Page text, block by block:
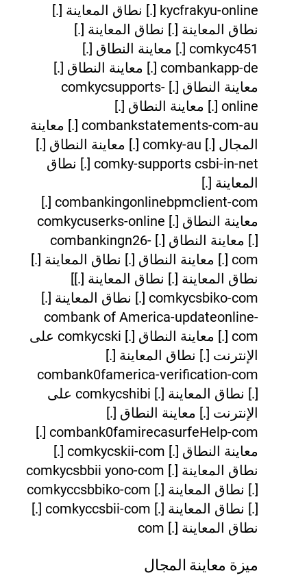
kycfrakyu-online [.] نطاق المعاينة [.]
نطاق المعاينة [.] نطاق المعاينة [.]
comkyc451 [.] معاينة النطاق [.]
combankapp-de [.] معاينة النطاق [.]
معاينة النطاق [.] comkycsupports-
online [.] معاينة النطاق [.]
combankstatements-com-au [.] معاينة
المجال [.] comky-au [.] معاينة النطاق [.]
comky-supports csbi-in-net [.] نطاق
المعاينة [.]
combankingonlinebpmclient-com [.]
معاينة النطاق [.] comkycuserks-online
[.] معاينة النطاق [.] combankingn26-
com [.] معاينة النطاق [.] نطاق المعاينة [.]
نطاق المعاينة [.] نطاق المعاينة [.]]
comkycsbiko-com [.] نطاق المعاينة [.]
combank of America-updateonline-
com [.] معاينة النطاق [.] comkycski على
الإنترنت [.] نطاق المعاينة [.]
combank0famerica-verification-com
[.] نطاق المعاينة [.] comkycshibi على
الإنترنت [.] معاينة النطاق [.]
combank0famirecasurfeHelp-com [.]
معاينة النطاق [.] comkycskii-com [.]
نطاق المعاينة [.] comkycsbbii yono-com
[.] نطاق المعاينة [.] comkyccsbbiko-com
[.] نطاق المعاينة [.] comkyccsbii-com [.]
نطاق المعاينة [.] com
ميزة معاينة المجال